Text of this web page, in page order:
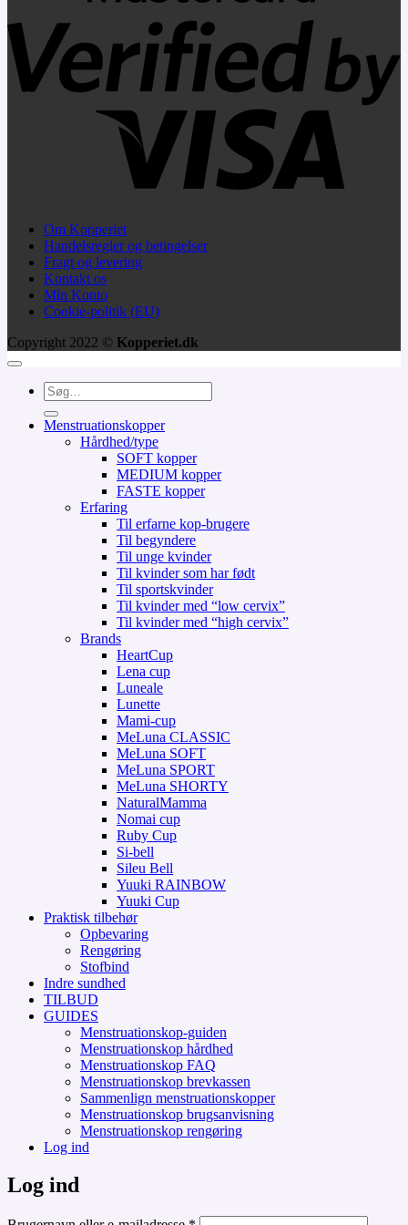
Om Kopperiet
Handelsregler og betingelser
Fragt og levering
Kontakt os
Min Konto
Cookie-politik (EU)
Copyright 2022 © Kopperiet.dk
Søg
efter:
Menstruationskopper
Hårdhed/type
SOFT kopper
MEDIUM kopper
FASTE kopper
Erfaring
Til erfarne kop-brugere
Til begyndere
Til unge kvinder
Til kvinder som har født
Til sportskvinder
Til kvinder med “low cervix”
Til kvinder med “high cervix”
Brands
HeartCup
Lena cup
Luneale
Lunette
Mami-cup
MeLuna CLASSIC
MeLuna SOFT
MeLuna SPORT
MeLuna SHORTY
NaturalMamma
Nomai cup
Ruby Cup
Si-bell
Sileu Bell
Yuuki RAINBOW
Yuuki Cup
Praktisk tilbehør
Opbevaring
Rengøring
Stofbind
Indre sundhed
TILBUD
GUIDES
Menstruationskop-guiden
Menstruationskop hårdhed
Menstruationskop FAQ
Menstruationskop brevkassen
Sammenlign menstruationskopper
Menstruationskop brugsanvisning
Menstruationskop rengøring
Log ind
Log ind